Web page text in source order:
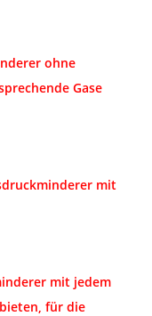
ohne
Gase
mit
mit jedem
für die